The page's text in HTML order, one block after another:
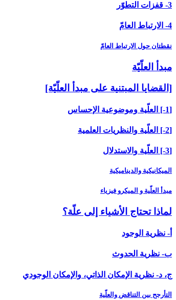
3- قفزات التطوّر
4- الارتباط العامّ‏
نقطتان حول الارتباط العامّ
مبدأ العلّيّة
[القضايا المبتنية على مبدأ العلّيّة]
[1-] العلّية وموضوعية الإحساس
[2-] العلّية والنظريات العلمية
[3-] العلّية والاستدلال
الميكانيكية والديناميكية
مبدأ العلّية و الميكرو فيزياء
لماذا تحتاج الأشياء إلى علّة؟
أ- نظرية الوجود
ب- نظرية الحدوث
ج، د- نظرية الإمكان الذاتي، والإمكان الوجودي
التأرجح بين التناقض والعلّية